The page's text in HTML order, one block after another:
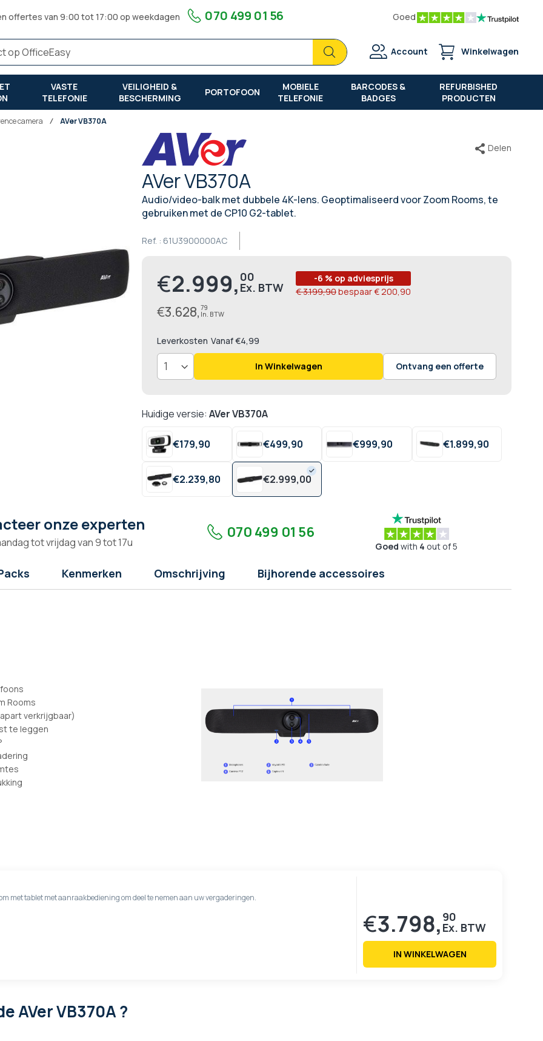
offertes van 9:00 tot 17:00 op weekdagen 070 499 01 56 Goed
Zoek
Zoek
Account Winkelwagen
VASTE
TELEFONIE
VEILIGHEID &
BESCHERMING
PORTOFOON
MOBIELE
TELEFONIE
BARCODES &
BADGES
REFURBISHED
PRODUCTEN
camera AVer VB370A
AVer VB370A
Audio/video-balk met dubbele 4K-lens. Geoptimaliseerd voor Zoom Rooms, te
gebruiken met de CP10 G2-tablet.
Ref. : 61U3900000AC
Delen
Prijs
€2.999, 00
€3.628, 79
-6 % op adviesprijs
€ 3.199,90bespaar€ 200,90
Leverkosten Vanaf €4,99
In Winkelwagen Ontvang een offerte
Huidige versie: AVer VB370A
€179,90 €499,90 €999,90 €1.899,90
€2.239,80 €2.999,00
onze experten
tot vrijdag van 9 tot 17u
070 499 01 56
Goed with 4 out of 5
Kenmerken Omschrijving Bijhorende accessoires
Rooms
verkrijgbaar)
te leggen
met tablet met aanraakbediening om deel te nemen aan uw vergaderingen.
€3.798, 90
IN WINKELWAGEN
AVer VB370A ?